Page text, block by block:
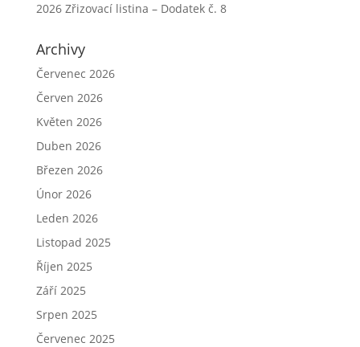
2026 Zřizovací listina – Dodatek č. 8
Archivy
Červenec 2026
Červen 2026
Květen 2026
Duben 2026
Březen 2026
Únor 2026
Leden 2026
Listopad 2025
Říjen 2025
Září 2025
Srpen 2025
Červenec 2025